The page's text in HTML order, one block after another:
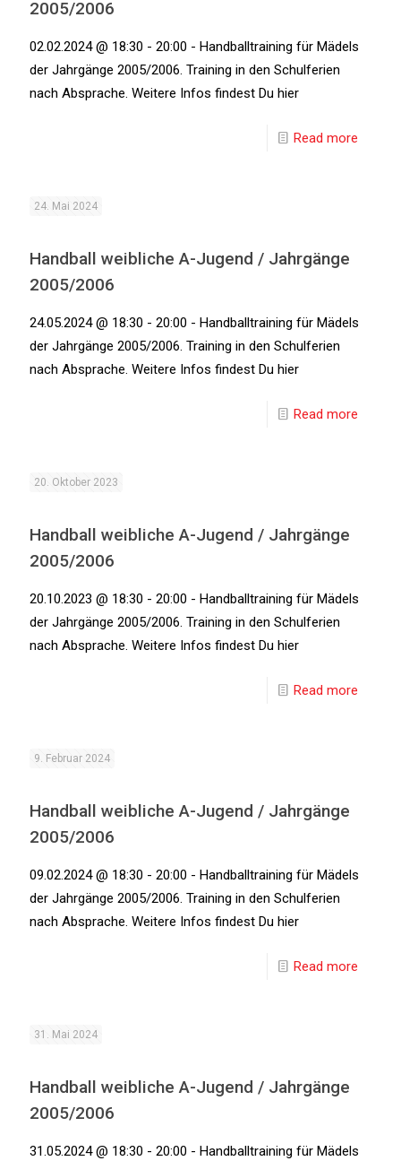
2005/2006
02.02.2024 @ 18:30 - 20:00 - Handballtraining für Mädels
der Jahrgänge 2005/2006. Training in den Schulferien
nach Absprache. Weitere Infos findest Du hier
Read more
24. Mai 2024
Handball weibliche A-Jugend / Jahrgänge
2005/2006
24.05.2024 @ 18:30 - 20:00 - Handballtraining für Mädels
der Jahrgänge 2005/2006. Training in den Schulferien
nach Absprache. Weitere Infos findest Du hier
Read more
20. Oktober 2023
Handball weibliche A-Jugend / Jahrgänge
2005/2006
20.10.2023 @ 18:30 - 20:00 - Handballtraining für Mädels
der Jahrgänge 2005/2006. Training in den Schulferien
nach Absprache. Weitere Infos findest Du hier
Read more
9. Februar 2024
Handball weibliche A-Jugend / Jahrgänge
2005/2006
09.02.2024 @ 18:30 - 20:00 - Handballtraining für Mädels
der Jahrgänge 2005/2006. Training in den Schulferien
nach Absprache. Weitere Infos findest Du hier
Read more
31. Mai 2024
Handball weibliche A-Jugend / Jahrgänge
2005/2006
31.05.2024 @ 18:30 - 20:00 - Handballtraining für Mädels